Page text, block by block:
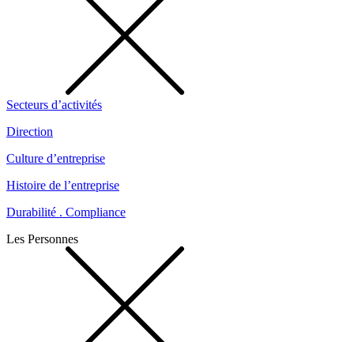
Secteurs d’activités
Direction
Culture d’entreprise
Histoire de l’entreprise
Durabilité . Compliance
Les Personnes